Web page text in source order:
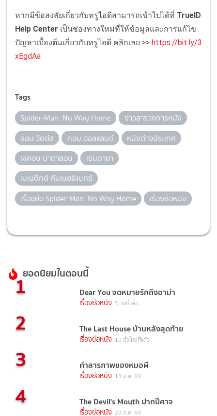
หากมีข้อสงสัยเกี่ยวกับทรูไอดีสามารถเข้าไปได้ที่ TrueID
Help Center เป็นช่องทางใหม่ที่ให้ข้อมูลและการแก้ไข
ปัญหาเบื้องต้นเกี่ยวกับทรูไอดี คลิกเลย >> https://bit.ly/3
xEgdAa
Tags
Spider-Man: No Way Home
ข่าวสารวงการหนัง
จอน วัตต์ส
ทอม ฮอลแลนด์
หนังต่างประเทศ
เจคอบ บาตาลอน
เซนดายา
เบเนดิกต์ คัมเบอร์แบทช์
เรื่องย่อ Spider-Man: No Way Home
เรื่องย่อหนัง
ยอดนิยมในตอนนี้
1 Dear You จดหมายรักถึงอาม่า
เรื่องย่อหนัง 5 วันที่แล้ว
2 The Last House บ้านหลังสุดท้าย
เรื่องย่อหนัง 10 ชั่วโมงที่แล้ว
3 คำสารภาพของหมอผี
เรื่องย่อหนัง 13 มิ.ย. 69
4 The Devil's Mouth ปากปีศาจ
เรื่องย่อหนัง 29 ก.ค. 69